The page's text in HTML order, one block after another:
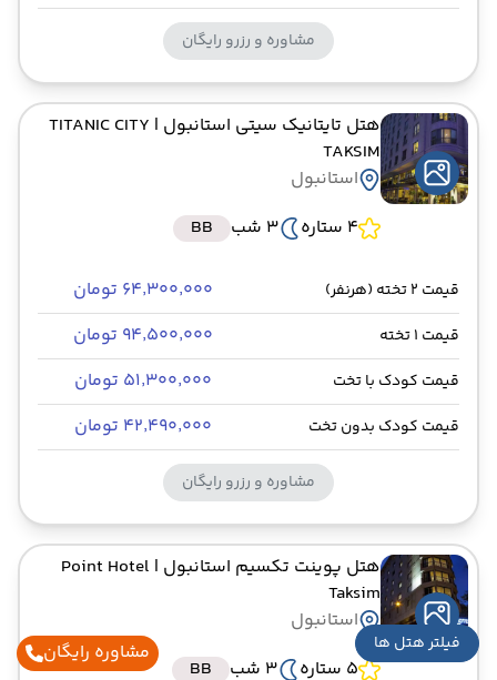
فیلتر هتل ها
مشاوره و رزرو رایگان
هتل تایتانیک سیتی استانبول | TITANIC CITY
TAKSIM
استانبول
4 ستاره
3 شب BB
قیمت 2 تخته (هرنفر) ۶۴٬۳۰۰٬۰۰۰ تومان
قیمت 1 تخته ۹۴٬۵۰۰٬۰۰۰ تومان
قیمت کودک با تخت ۵۱٬۳۰۰٬۰۰۰ تومان
قیمت کودک بدون تخت ۴۲٬۴۹۰٬۰۰۰ تومان
مشاوره و رزرو رایگان
هتل پوینت تکسیم استانبول | Point Hotel
Taksim
استانبول
5 ستاره
3 شب BB
مشاوره رایگان